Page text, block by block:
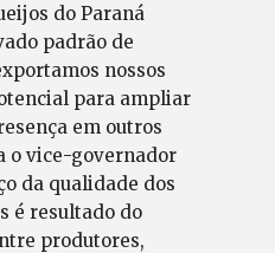
do Paraná
padrão de
nossos
para ampliar
em outros
o vice-governador
da qualidade dos
é resultado do
produtores,